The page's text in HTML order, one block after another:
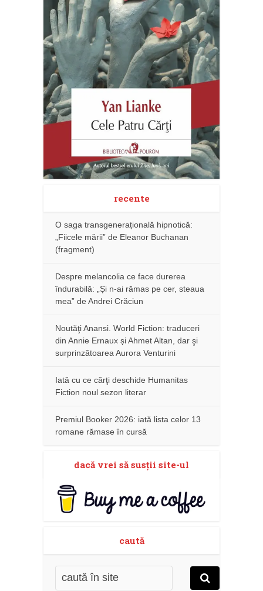
recente
O saga transgenerațională hipnotică:
„Fiicele mării” de Eleanor Buchanan
(fragment)
Despre melancolia ce face durerea
îndurabilă: „Și n-ai rămas pe cer, steaua
mea” de Andrei Crăciun
Noutăţi Anansi. World Fiction: traduceri
din Annie Ernaux și Ahmet Altan, dar şi
surprinzătoarea Aurora Venturini
Iată cu ce cărţi deschide Humanitas
Fiction noul sezon literar
Premiul Booker 2026: iată lista celor 13
romane rămase în cursă
dacă vrei să susţii site-ul
caută